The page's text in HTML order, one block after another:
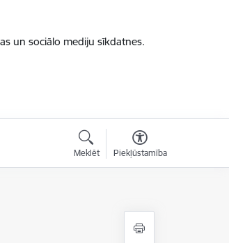
un sociālo mediju sīkdatnes.
Meklēt Piekļūstamība